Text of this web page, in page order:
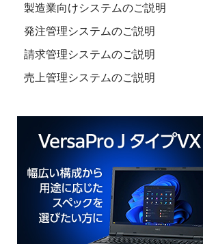
製造業向けシステムのご説明
発注管理システムのご説明
請求管理システムのご説明
売上管理システムのご説明